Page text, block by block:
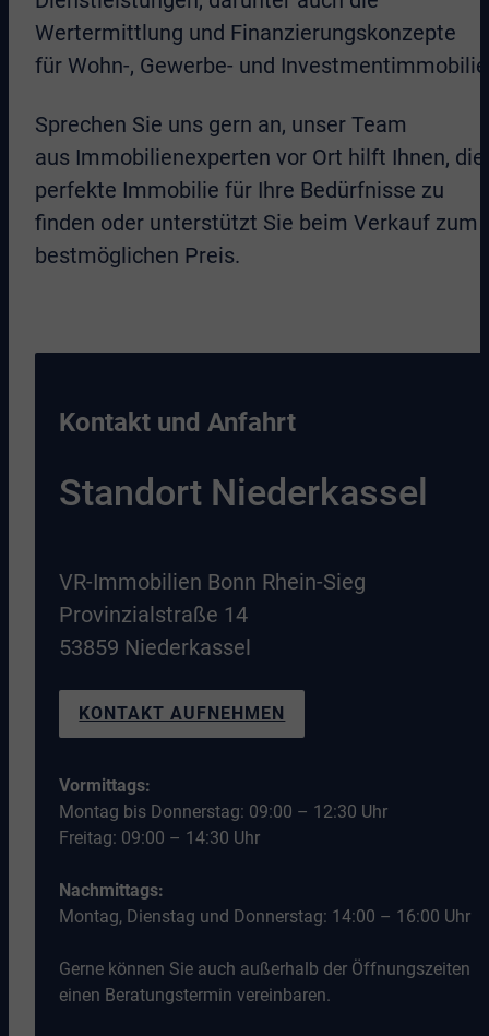
Wertermittlung und Finanzierungskonzepte
für Wohn-, Gewerbe- und
Sprechen Sie uns gern an, unser Team
aus Immobilienexperten vor Ort hilft Ihnen, die
perfekte Immobilie für Ihre Bedürfnisse zu
finden oder unterstützt Sie beim Verkauf zum
bestmöglichen Preis.
Kontakt und Anfahrt
Standort Niederkassel
VR-Immobilien Bonn Rhein-Sieg
Provinzialstraße 14
53859 Niederkassel
KONTAKT AUFNEHMEN
Vormittags:
Montag bis Donnerstag: 09:00 – 12:30 Uhr
Freitag: 09:00 – 14:30 Uhr
Nachmittags:
Montag, Dienstag und Donnerstag: 14:00 – 16:00 Uhr
Gerne können Sie auch außerhalb der Öffnungszeiten
einen Beratungstermin vereinbaren.